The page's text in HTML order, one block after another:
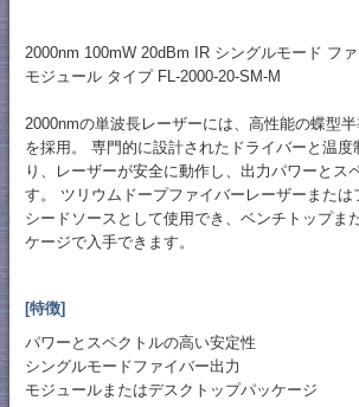
2000nm 100mW 20dBm IR シングルモード フ
モジュール タイプ FL-2000-20-SM-M
2000nmの単波長レーザーには、高性能の蝶型
を採用。 専門的に設計されたドライバーと温度
り、レーザーが安全に動作し、出力パワーとス
す。 ツリウムドープファイバーレーザーまたは
シードソースとして使用でき、ベンチトップま
ケージで入手できます。
[特徴]
パワーとスペクトルの高い安定性
シングルモードファイバー出力
モジュールまたはデスクトップパッケージ